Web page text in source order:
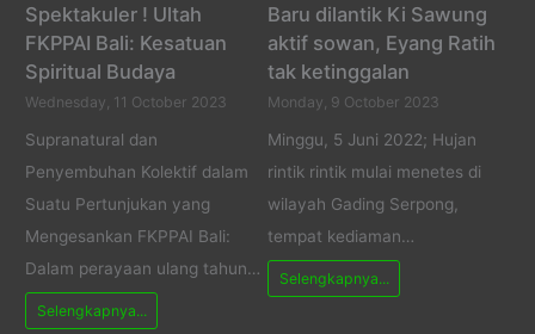
Spektakuler ! Ultah
FKPPAI Bali: Kesatuan
Spiritual Budaya
Wednesday, 11 October 2023
Supranatural dan
Penyembuhan Kolektif dalam
Suatu Pertunjukan yang
Mengesankan FKPPAI Bali:
Dalam perayaan ulang tahun…
Selengkapnya...
Baru dilantik Ki Sawung
aktif sowan, Eyang Ratih
tak ketinggalan
Monday, 9 October 2023
Minggu, 5 Juni 2022; Hujan
rintik rintik mulai menetes di
wilayah Gading Serpong,
tempat kediaman…
Selengkapnya...